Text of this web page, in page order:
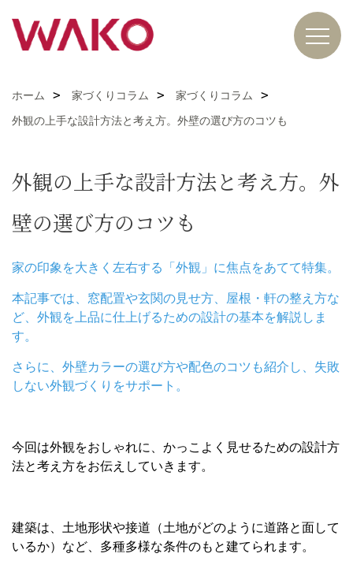
ホーム 家づくりコラム
家づくりコラム
外観の上手な設計方法と考え方。外壁の選び方のコツも
外観の上手な設計方法と考え方。外
壁の選び方のコツも
家の印象を大きく左右する「外観」に焦点をあてて特集。
本記事では、窓配置や玄関の見せ方、屋根・軒の整え方な
ど、外観を上品に仕上げるための設計の基本を解説しま
す。
さらに、外壁カラーの選び方や配色のコツも紹介し、失敗
しない外観づくりをサポート。
今回は外観をおしゃれに、かっこよく見せるための設計方
法と考え方をお伝えしていきます。
建築は、土地形状や接道（土地がどのように道路と面して
いるか）など、多種多様な条件のもと建てられます。